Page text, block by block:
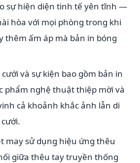
sự hiện diện tinh tế yên tĩnh —
hòa với mọi phòng trong khi
thêm ấm áp mà bản in bóng
và sự kiện bao gồm bản in
phẩm nghệ thuật thiệp mời và
cả khoảnh khắc ảnh lẫn di
may sử dụng hiệu ứng thêu
giữa thêu tay truyền thống